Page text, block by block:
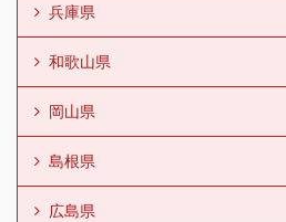
兵庫県
和歌山県
岡山県
島根県
広島県